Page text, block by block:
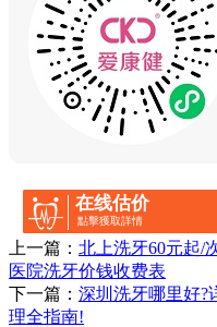
在线估价
點擊獲取詳情
上一篇： 北上洗牙60元起/
医院洗牙价钱收费表
下一篇： 深圳洗牙哪里好?
理全指南!